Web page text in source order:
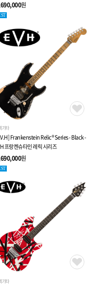
원
기타
Frankenstein Relic® Series - Black -
프랑켄슈타인 레릭 시리즈
원
기타